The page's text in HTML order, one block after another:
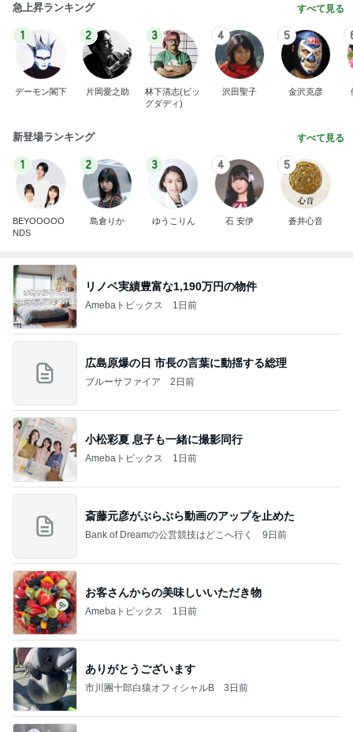
急上昇ランキング すべて見る
1
デーモン閣下
2
片岡愛之助
3
林下清志(ビッ
グダディ)
4
沢田聖子
5
金沢克彦
新登場ランキング すべて見る
1
BEYOOOOO
NDS
2
島倉りか
3
ゆうこりん
4
石 安伊
5
蒼井心音
リノベ実績豊富な1,190万円の物件
Amebaトピックス 1日前
広島原爆の日 市長の言葉に動揺する総理
ブルーサファイア 2日前
小松彩夏 息子も一緒に撮影同行
Amebaトピックス 1日前
斎藤元彦がぶらぶら動画のアップを止めた
Bank of Dreamの公営競技はどこへ行く 9日前
お客さんからの美味しいいただき物
Amebaトピックス 1日前
ありがとうございます
市川團十郎白猿オフィシャルB 3日前